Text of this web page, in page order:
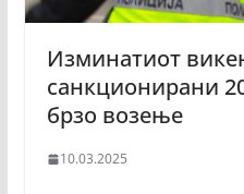
Изминатиот
санкционирани
брзо возење
10.03.2025